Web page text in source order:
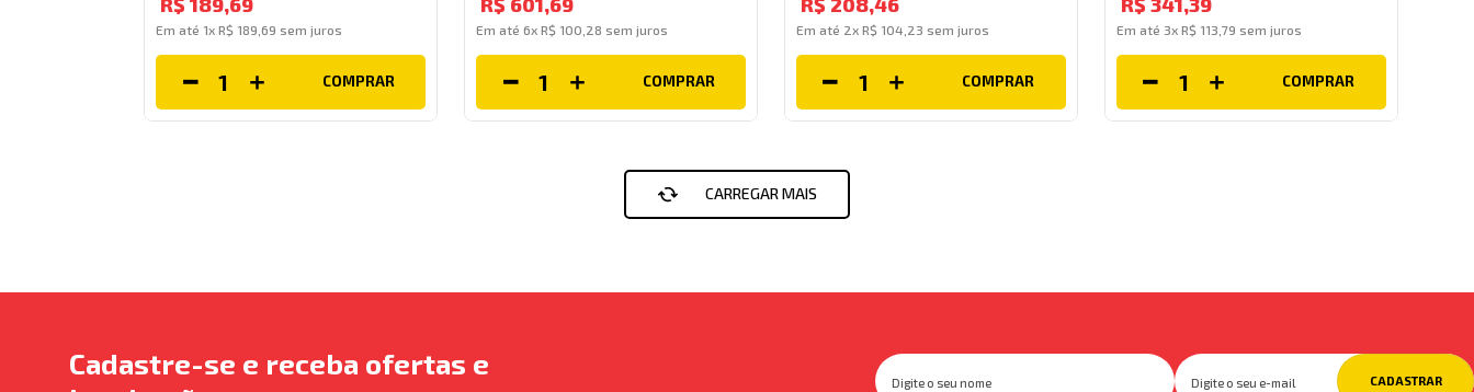
Em até 1xR$ 189 ,69 sem juros
COMPRAR
Em até6xR$ 100 28 sem juros
COMPRAR
Em até 2x R$ 104 23 sem juros
COMPRAR
Em até 3x R$ 113 79 sem juros
COMPRAR
Cadastre-se e receba ofertas e
CADASTRAR